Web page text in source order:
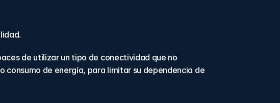
de utilizar un tipo de conectividad que no
de energía, para limitar su dependencia de